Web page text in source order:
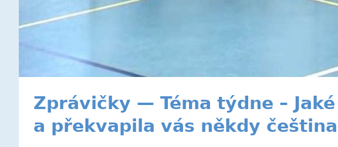
Zprávičky — Téma týdne –
a překvapila vás někdy